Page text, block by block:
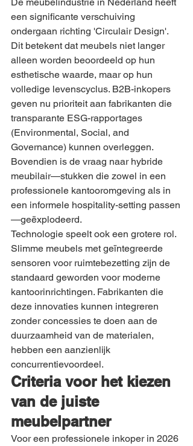
een significante verschuiving
ondergaan richting 'Circulair Design'.
Dit betekent dat meubels niet langer
alleen worden beoordeeld op hun
esthetische waarde, maar op hun
volledige levenscyclus. B2B-inkopers
geven nu prioriteit aan fabrikanten die
transparante ESG-rapportages
(Environmental, Social, and
Governance) kunnen overleggen.
Bovendien is de vraag naar hybride
meubilair—stukken die zowel in een
professionele kantooromgeving als in
een informele hospitality-setting passen
—geëxplodeerd.
Technologie speelt ook een grotere rol.
Slimme meubels met geïntegreerde
sensoren voor ruimtebezetting zijn de
standaard geworden voor moderne
kantoorinrichtingen. Fabrikanten die
deze innovaties kunnen integreren
zonder concessies te doen aan de
duurzaamheid van de materialen,
hebben een aanzienlijk
concurrentievoordeel.
Criteria voor het kiezen
van de juiste
meubelpartner
Voor een professionele inkoper in 2026